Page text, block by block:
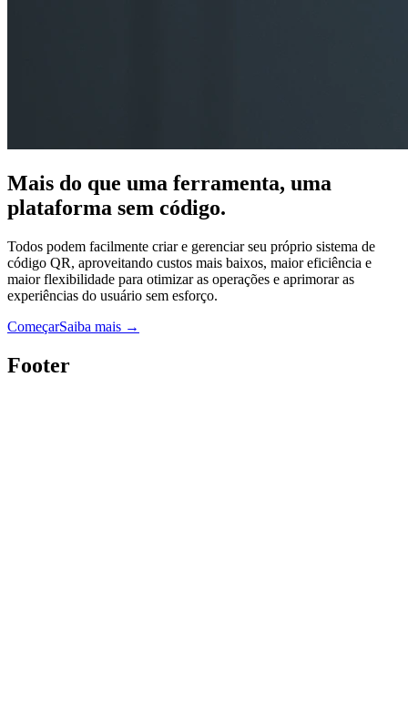
Mais do que uma ferramenta, uma
plataforma sem código.
Todos podem facilmente criar e gerenciar seu próprio sistema de
código QR, aproveitando custos mais baixos, maior eficiência e
maior flexibilidade para otimizar as operações e aprimorar as
experiências do usuário sem esforço.
ComeçarSaiba mais →
Footer